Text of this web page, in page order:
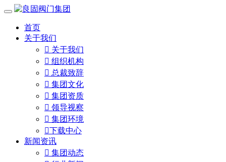
首页
关于我们
 关于我们
 组织机构
 总裁致辞
 集团文化
 集团资质
 领导视察
 集团环境
下载中心
新闻资讯
 集团动态